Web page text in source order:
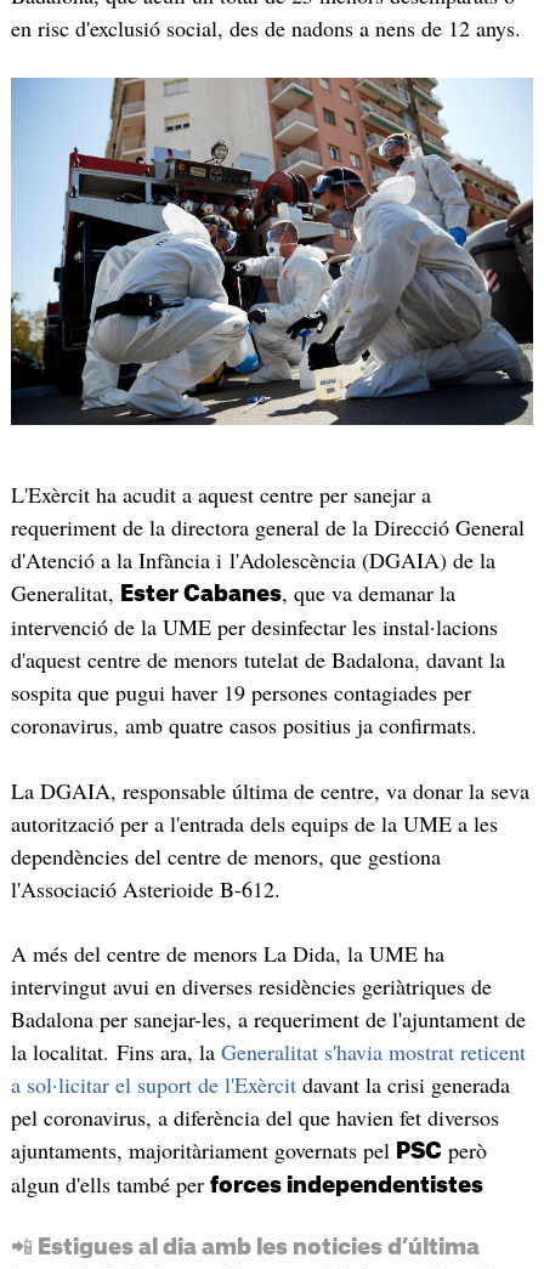
en risc d'exclusió social, des de nadons a nens de 12 anys.
L'Exèrcit ha acudit a aquest centre per sanejar a
requeriment de la directora general de la Direcció General
d'Atenció a la Infància i l'Adolescència (DGAIA) de la
Generalitat, Ester Cabanes, que va demanar la
intervenció de la UME per desinfectar les instal·lacions
d'aquest centre de menors tutelat de Badalona, davant la
sospita que pugui haver 19 persones contagiades per
coronavirus, amb quatre casos positius ja confirmats.
La DGAIA, responsable última de centre, va donar la seva
autorització per a l'entrada dels equips de la UME a les
dependències del centre de menors, que gestiona
l'Associació Asterioide B-612.
A més del centre de menors La Dida, la UME ha
intervingut avui en diverses residències geriàtriques de
Badalona per sanejar-les, a requeriment de l'ajuntament de
la localitat. Fins ara, la Generalitat s'havia mostrat reticent
a sol·licitar el suport de l'Exèrcitdavant la crisi generada
pel coronavirus, a diferència del que havien fet diversos
ajuntaments, majoritàriament governats pel PSC però
algun d'ells també per forces independentistes
📲 Estigues al dia amb les notícies d’última